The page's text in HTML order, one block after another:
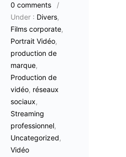
0 comments
/
Under : Divers,
Films corporate,
Portrait Vidéo,
production de
marque,
Production de
vidéo, réseaux
sociaux,
Streaming
professionnel,
Uncategorized,
Vidéo